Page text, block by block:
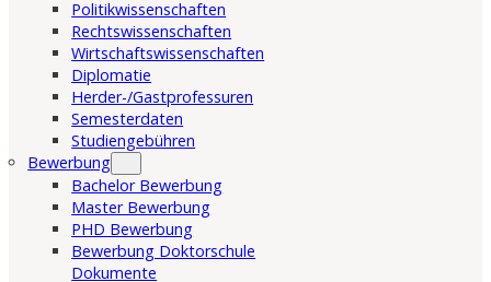
Politikwissenschaften
Rechtswissenschaften
Wirtschaftswissenschaften
Diplomatie
Herder-/Gastprofessuren
Semesterdaten
Studiengebühren
Bewerbung
Bachelor Bewerbung
Master Bewerbung
PHD Bewerbung
Bewerbung Doktorschule
Dokumente